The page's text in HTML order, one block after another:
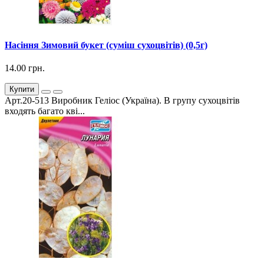
Насіння Зимовий букет (суміш сухоцвітів) (0,5г)
14.00 грн.
Купити
Арт.20-513 Виробник Геліос (Україна). В групу сухоцвітів
входять багато кві...